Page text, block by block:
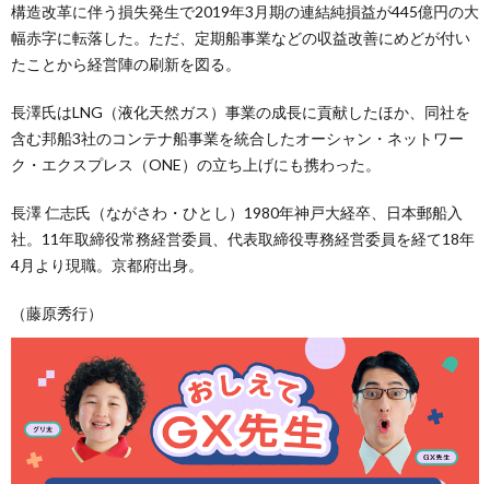
構造改革に伴う損失発生で2019年3月期の連結純損益が445億円の大
幅赤字に転落した。ただ、定期船事業などの収益改善にめどが付い
たことから経営陣の刷新を図る。
長澤氏はLNG（液化天然ガス）事業の成長に貢献したほか、同社を
含む邦船3社のコンテナ船事業を統合したオーシャン・ネットワー
ク・エクスプレス（ONE）の立ち上げにも携わった。
長澤 仁志氏（ながさわ・ひとし）1980年神戸大経卒、日本郵船入
社。11年取締役常務経営委員、代表取締役専務経営委員を経て18年
4月より現職。京都府出身。
（藤原秀行）